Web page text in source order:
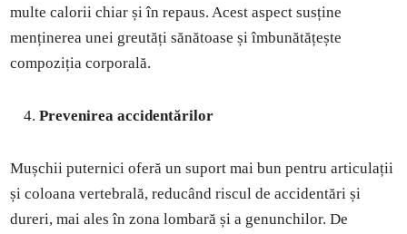
multe calorii chiar și în repaus. Acest aspect susține
menținerea unei greutăți sănătoase și îmbunătățește
compoziția corporală.
Prevenirea accidentărilor
Mușchii puternici oferă un suport mai bun pentru articulații
și coloana vertebrală, reducând riscul de accidentări și
dureri, mai ales în zona lombară și a genunchilor. De